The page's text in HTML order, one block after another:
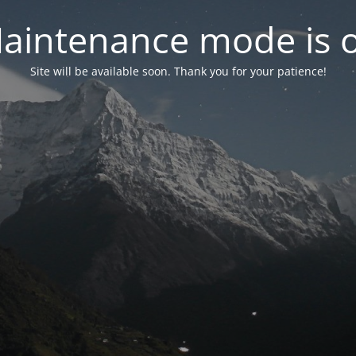
mode is
Site will be available soon. Thank you for your patience!